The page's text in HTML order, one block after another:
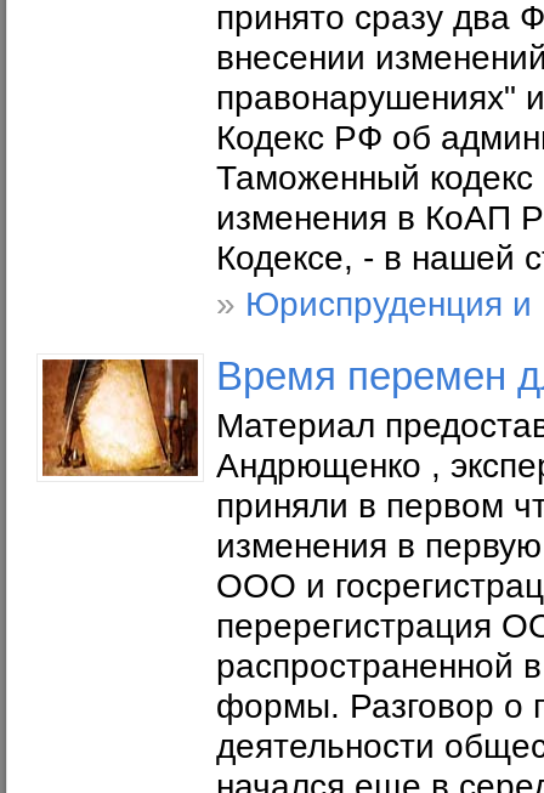
принято сразу два
внесении
правонарушениях"
Кодекс РФ об
Таможенный
изменения в КоАП
Кодексе, - в нашей
» Юриспруденция и
Время перемен
Материал
Андрющенко ,
приняли в первом
изменения в
ООО и
перерегистрация
распространенной
формы. Разговор о
деятельности